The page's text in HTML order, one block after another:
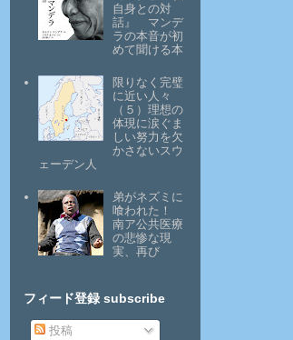
自身との対
話』 マンデ
ラの本音が初
めて聞ける本
限りなく完璧
に近い人々
（５）理想の
体現に涙ぐま
しい努力を欠
かさないスウ
ェーデン人
弟がネズミに
喰われた！
南ア公共医療
の悲惨な現
実、再び
フィード登録 subscribe
投稿